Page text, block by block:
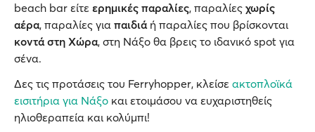
beach bar είτε ερημικές παραλίες, παραλίες χωρίς
αέρα, παραλίες για παιδιάή παραλίες που βρίσκονται
κοντά στη Χώρα, στη Νάξο θα βρεις το ιδανικό spot για
σένα.
Δες τις προτάσεις του Ferryhopper, κλείσε ακτοπλοϊκά
εισιτήρια για Νάξο και ετοιμάσου να ευχαριστηθείς
ηλιοθεραπεία και κολύμπι!